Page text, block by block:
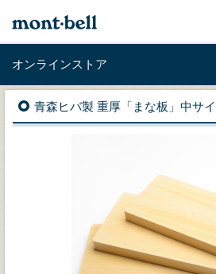
オンラインストア
青森ヒバ製 重厚「まな板」中サ